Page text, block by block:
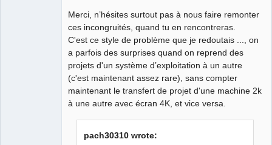
Merci, n’hésites surtout pas à nous faire remonter
ces incongruités, quand tu en rencontreras.
C'est ce style de problème que je redoutais ..., on
a parfois des surprises quand on reprend des
projets d'un système d’exploitation à un autre
(c'est maintenant assez rare), sans compter
maintenant le transfert de projet d'une machine 2k
à une autre avec écran 4K, et vice versa.
pach30310 wrote: